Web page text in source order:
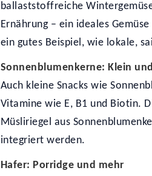
ballaststoffreiche
Ernährung – ein ideales
ein gutes Beispiel, wie lokale,
Sonnenblumenkerne: Klein
Auch kleine Snacks wie
Vitamine wie E, B1 und Biotin.
Müsliriegel aus
integriert werden.
Hafer: Porridge und mehr